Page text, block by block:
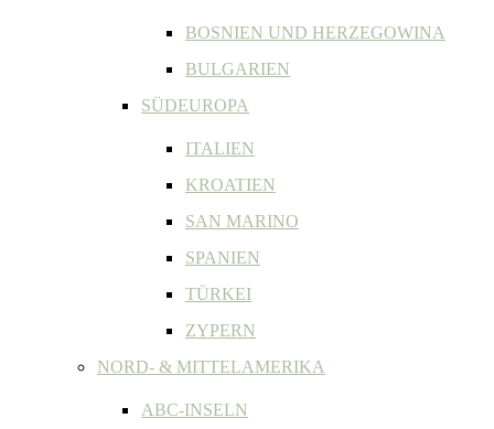
BOSNIEN UND HERZEGOWINA
BULGARIEN
SÜDEUROPA
ITALIEN
KROATIEN
SAN MARINO
SPANIEN
TÜRKEI
ZYPERN
NORD- & MITTELAMERIKA
ABC-INSELN